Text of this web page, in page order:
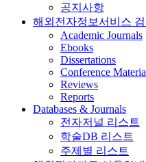
공지사항
해외전자정보서비스
Academic Journals
Ebooks
Dissertations
Conference
Reviews
Reports
Databases & Journals
전자저널 리스트
학술DB 리스트
주제별 리스트